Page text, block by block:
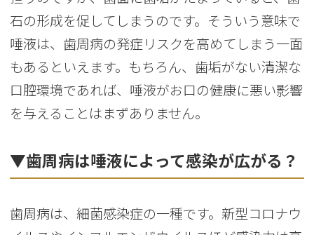
石の形成を促してしまうのです。そういう意味で
唾液は、歯周病の発症リスクを高めてしまう一面
もあるといえます。もちろん、歯垢がない清潔な
口腔環境であれば、唾液がお口の健康に悪い影響
を与えることはまずありません。
▼歯周病は唾液によって感染が広がる？
歯周病は、細菌感染症の一種です。新型コロナウ